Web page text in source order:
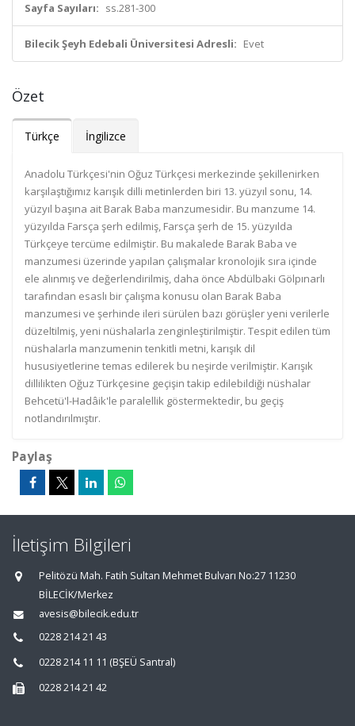
Sayfa Sayıları: ss.281-300
Bilecik Şeyh Edebali Üniversitesi Adresli: Evet
Özet
Türkçe İngilizce
Anadolu Türkçesi'nin Oğuz Türkçesi merkezinde şekillenirken
karşılaştığımız karışık dilli metinlerden biri 13. yüzyıl sonu, 14.
yüzyıl başına ait Barak Baba manzumesidir. Bu manzume 14.
yüzyılda Farsça şerh edilmiş, Farsça şerh de 15. yüzyılda
Türkçeye tercüme edilmiştir. Bu makalede Barak Baba ve
manzumesi üzerinde yapılan çalışmalar kronolojik sıra içinde
ele alınmış ve değerlendirilmiş, daha önce Abdülbaki Gölpınarlı
tarafından esaslı bir çalışma konusu olan Barak Baba
manzumesi ve şerhinde ileri sürülen bazı görüşler yeni verilerle
düzeltilmiş, yeni nüshalarla zenginleştirilmiştir. Tespit edilen tüm
nüshalarla manzumenin tenkitli metni, karışık dil
hususiyetlerine temas edilerek bu neşirde verilmiştir. Karışık
dillilikten Oğuz Türkçesine geçişin takip edilebildiği nüshalar
Behcetü'l-Hadâik'le paralellik göstermektedir, bu geçiş
notlandırılmıştır.
Paylaş
İletişim Bilgileri
Pelitözü Mah. Fatih Sultan Mehmet Bulvarı No:27 11230
BİLECİK/Merkez
avesis@bilecik.edu.tr
0228 214 21 43
0228 214 11 11 (BŞEÜ Santral)
0228 214 21 42